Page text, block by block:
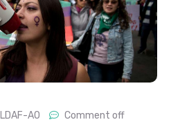
AO Comment off